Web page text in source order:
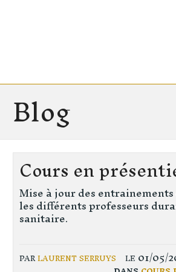
Blog
Cours en
parlaurent serruys le 01/05/
Mise à jour des
les différents professeurs
sanitaire.